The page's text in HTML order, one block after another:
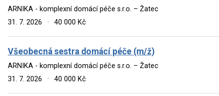
ARNIKA - komplexní domácí péče s.r.o. – Žatec
31. 7. 2026
· 40 000 Kč
Všeobecná sestra domácí péče (m/ž)
ARNIKA - komplexní domácí péče s.r.o. – Žatec
31. 7. 2026
· 40 000 Kč